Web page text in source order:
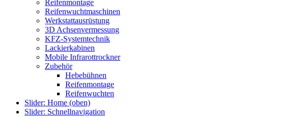
Reifenmontage
Reifenwuchtmaschinen
Werkstattausrüstung
3D Achsenvermessung
KFZ-Systemtechnik
Lackierkabinen
Mobile Infrarottrockner
Zubehör
Hebebühnen
Reifenmontage
Reifenwuchten
Slider: Home (oben)
Slider: Schnellnavigation